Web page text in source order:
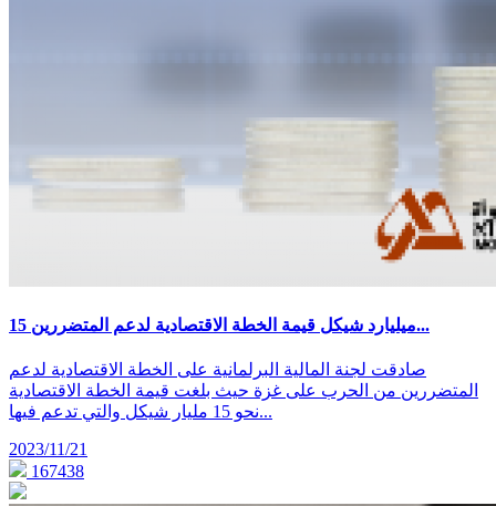
15 ميليارد شيكل قيمة الخطة الاقتصادية لدعم المتضررين...
صادقت لجنة المالية البرلمانية على الخطة الاقتصادية لدعم
المتضررين من الحرب على غزة حيث بلغت قيمة الخطة الاقتصادية
نحو 15 مليار شيكل والتي تدعم فيها...
2023/11/21
167438